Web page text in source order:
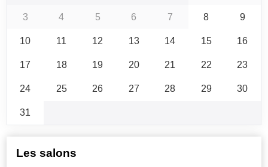
3
4 5 6 7 8
9
10
11 12 13 14 15
16
17
18 19 20 21 22
23
24
25 26 27 28 29
30
31
Les salons